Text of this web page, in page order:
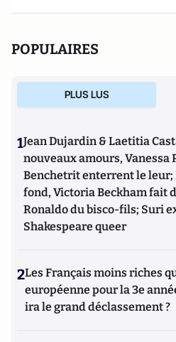
POPULAIRES
PLUS LUS
1Jean Dujardin & Laetitia
nouveaux amours, Vanessa
Benchetrit enterrent le leur;
fond, Victoria Beckham fait
Ronaldo du bisco-fils; Suri
Shakespeare queer
2Les Français moins riches
européenne pour la 3e
ira le grand déclassement ?